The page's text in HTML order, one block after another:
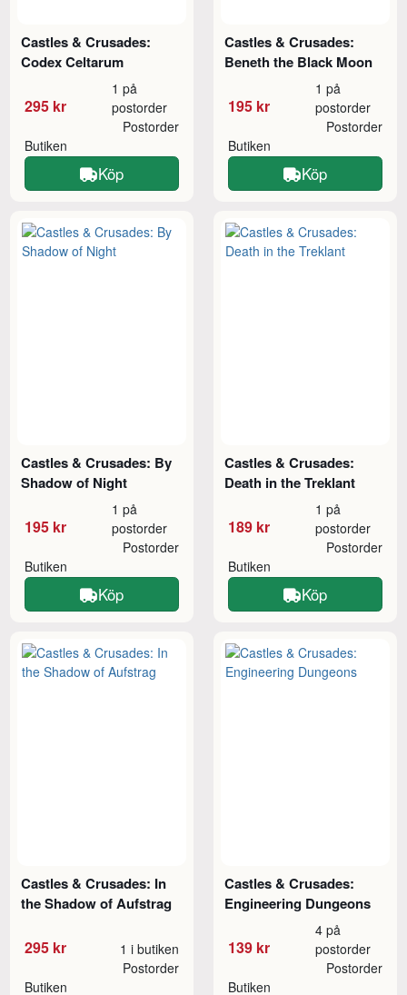
Castles & Crusades:
Codex Celtarum
295 kr
1 på
postorder
Butiken
Postorder
Köp
Castles & Crusades:
Beneth the Black Moon
195 kr
1 på
postorder
Butiken
Postorder
Köp
Castles & Crusades: By
Shadow of Night
195 kr
1 på
postorder
Butiken
Postorder
Köp
Castles & Crusades:
Death in the Treklant
189 kr
1 på
postorder
Butiken
Postorder
Köp
Castles & Crusades: In
the Shadow of Aufstrag
295 kr 1 i butiken
Butiken
Postorder
Castles & Crusades:
Engineering Dungeons
139 kr
4 på
postorder
Butiken
Postorder